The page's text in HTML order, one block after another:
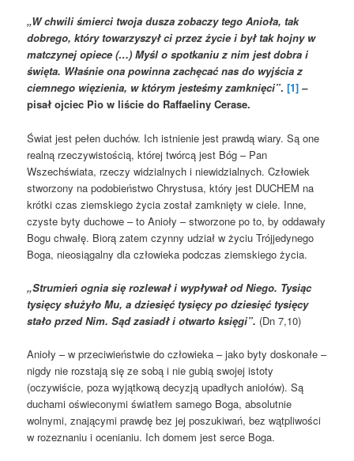
„W chwili śmierci twoja dusza zobaczy tego Anioła, tak
dobrego, który towarzyszył ci przez życie i był tak hojny w
matczynej opiece (…) Myśl o spotkaniu z nim jest dobra i
święta. Właśnie ona powinna zachęcać nas do wyjścia z
ciemnego więzienia, w którym jesteśmy zamknięci”.[1] –
pisał ojciec Pio w liście do Raffaeliny Cerase.
Świat jest pełen duchów. Ich istnienie jest prawdą wiary. Są one
realną rzeczywistością, której twórcą jest Bóg – Pan
Wszechświata, rzeczy widzialnych i niewidzialnych. Człowiek
stworzony na podobieństwo Chrystusa, który jest DUCHEM na
krótki czas ziemskiego życia został zamknięty w ciele. Inne,
czyste byty duchowe – to Anioły – stworzone po to, by oddawały
Bogu chwałę. Biorą zatem czynny udział w życiu Trójjedynego
Boga, nieosiągalny dla człowieka podczas ziemskiego życia.
„Strumień ognia się rozlewał i wypływał od Niego. Tysiąc
tysięcy służyło Mu, a dziesięć tysięcy po dziesięć tysięcy
stało przed Nim. Sąd zasiadł i otwarto księgi”. (Dn 7,10)
Anioły – w przeciwieństwie do człowieka – jako byty doskonałe –
nigdy nie rozstają się ze sobą i nie gubią swojej istoty
(oczywiście, poza wyjątkową decyzją upadłych aniołów). Są
duchami oświeconymi światłem samego Boga, absolutnie
wolnymi, znającymi prawdę bez jej poszukiwań, bez wątpliwości
w rozeznaniu i ocenianiu. Ich domem jest serce Boga.